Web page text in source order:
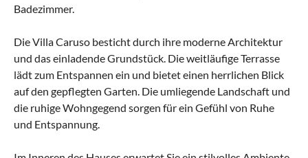
Badezimmer.
Die Villa Caruso besticht durch ihre moderne Architektur
und das einladende Grundstück. Die weitläufige Terrasse
lädt zum Entspannen ein und bietet einen herrlichen Blick
auf den gepflegten Garten. Die umliegende Landschaft und
die ruhige Wohngegend sorgen für ein Gefühl von Ruhe
und Entspannung.